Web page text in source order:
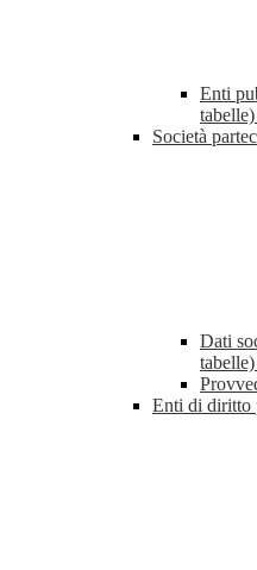
Enti
tabelle)
Società
Dati
tabelle)
Enti di diritto